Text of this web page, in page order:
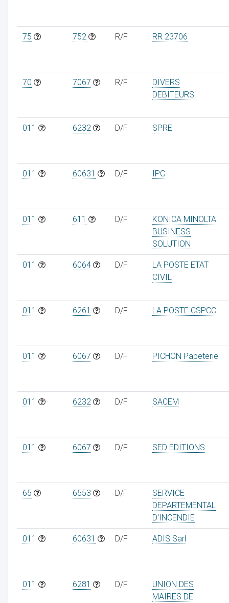
75 752 R/F RR 23706
70 7067 R/F
DIVERS
DEBITEURS
011 6232 D/F SPRE
011 60631 D/F IPC
011 611 D/F
KONICA MINOLTA
BUSINESS
SOLUTION
011 6064 D/F
LA POSTE ETAT
CIVIL
011 6261 D/F LA POSTE CSPCC
011 6067 D/F PICHON Papeterie
011 6232 D/F SACEM
011 6067 D/F SED EDITIONS
65 6553 D/F
SERVICE
DEPARTEMENTAL
D'INCENDIE
011 60631 D/F ADIS Sarl
011 6281 D/F
UNION DES
MAIRES DE